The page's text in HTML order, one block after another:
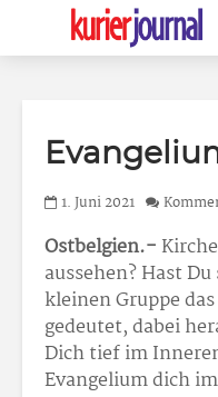
1. Juni 2021
Ostbelgien.-
aussehen? Hast
kleinen Gruppe
gedeutet, dabei
Dich tief im
Evangelium dich